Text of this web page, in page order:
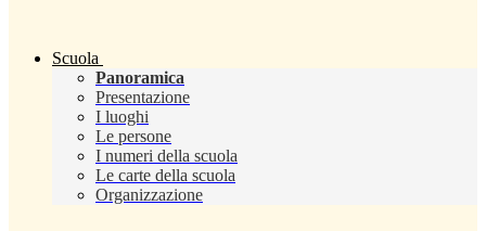
Scuola
Panoramica
Presentazione
I luoghi
Le persone
I numeri della scuola
Le carte della scuola
Organizzazione